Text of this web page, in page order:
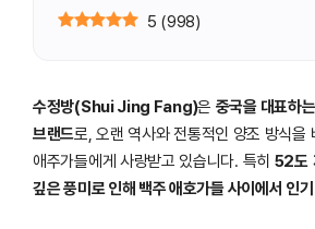
5 (998)
수정방(Shui Jing Fang)은 중국을 대표하
브랜드로, 오랜 역사와 전통적인 양조 방식을
애주가들에게 사랑받고 있습니다. 특히 52도
깊은 풍미로 인해 백주 애호가들 사이에서 인